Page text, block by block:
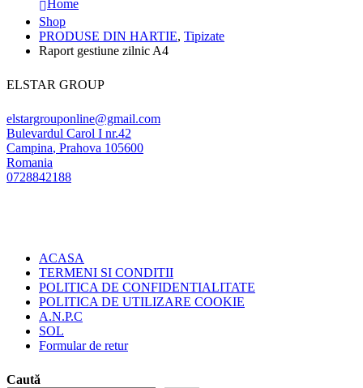
Home
Shop
PRODUSE DIN HARTIE, Tipizate
Raport gestiune zilnic A4
ELSTAR GROUP
elstargrouponline@gmail.com
Bulevardul Carol I nr.42
Campina, Prahova 105600
Romania
0728842188
ACASA
TERMENI SI CONDITII
POLITICA DE CONFIDENTIALITATE
POLITICA DE UTILIZARE COOKIE
A.N.P.C
SOL
Formular de retur
Caută